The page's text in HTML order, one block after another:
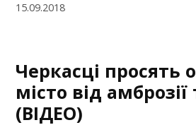
15.09.2018
Черкасці просять
місто від амброзії
(ВІДЕО)